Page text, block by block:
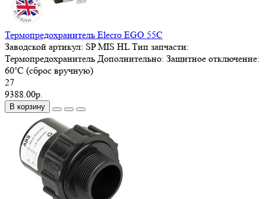
Термопредохранитель Elecro EGO 55C
Заводской артикул: SP MIS HLТип запчасти:
Термопредохранитель Дополнительно: Защитное отключение:
60˚С (сброс вручную)
27
9388.00р.
В корзину